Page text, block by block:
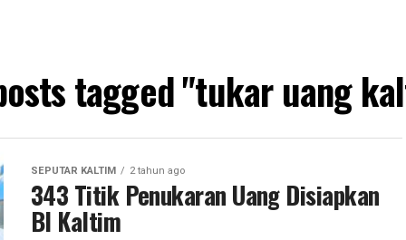
tagged "tukar uang
SEPUTAR KALTIM 2 tahun ago
343 Titik Penukaran Uang Disiapkan
BI Kaltim